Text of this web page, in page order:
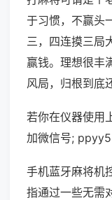
于习惯，不赢头
三，四连摸三局
赢钱。理想很丰
风局，归根到底
若你在仪器使用
加微信号;
手机蓝牙麻将机
指通过一些无需